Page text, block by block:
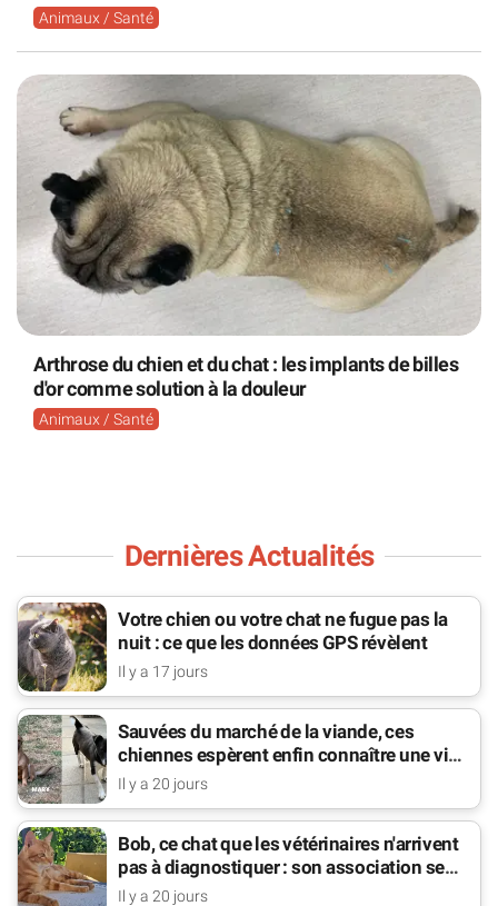
Animaux / Santé
Arthrose du chien et du chat : les implants de billes
d'or comme solution à la douleur
Animaux / Santé
Dernières Actualités
Votre chien ou votre chat ne fugue pas la
nuit : ce que les données GPS révèlent
Il y a 17 jours
Sauvées du marché de la viande, ces
chiennes espèrent enfin connaître une vie
de famille
Il y a 20 jours
Bob, ce chat que les vétérinaires n'arrivent
pas à diagnostiquer : son association se
bat pour lui
Il y a 20 jours